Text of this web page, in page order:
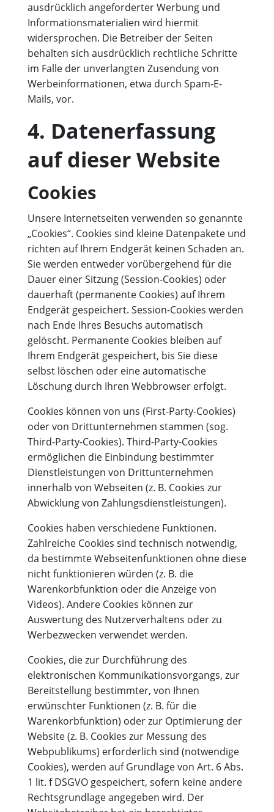
ausdrücklich angeforderter Werbung und
Informationsmaterialien wird hiermit
widersprochen. Die Betreiber der Seiten
behalten sich ausdrücklich rechtliche Schritte
im Falle der unverlangten Zusendung von
Werbeinformationen, etwa durch Spam-E-
Mails, vor.
4. Datenerfassung
auf dieser Website
Cookies
Unsere Internetseiten verwenden so genannte
„Cookies“. Cookies sind kleine Datenpakete und
richten auf Ihrem Endgerät keinen Schaden an.
Sie werden entweder vorübergehend für die
Dauer einer Sitzung (Session-Cookies) oder
dauerhaft (permanente Cookies) auf Ihrem
Endgerät gespeichert. Session-Cookies werden
nach Ende Ihres Besuchs automatisch
gelöscht. Permanente Cookies bleiben auf
Ihrem Endgerät gespeichert, bis Sie diese
selbst löschen oder eine automatische
Löschung durch Ihren Webbrowser erfolgt.
Cookies können von uns (First-Party-Cookies)
oder von Drittunternehmen stammen (sog.
Third-Party-Cookies). Third-Party-Cookies
ermöglichen die Einbindung bestimmter
Dienstleistungen von Drittunternehmen
innerhalb von Webseiten (z. B. Cookies zur
Abwicklung von Zahlungsdienstleistungen).
Cookies haben verschiedene Funktionen.
Zahlreiche Cookies sind technisch notwendig,
da bestimmte Webseitenfunktionen ohne diese
nicht funktionieren würden (z. B. die
Warenkorbfunktion oder die Anzeige von
Videos). Andere Cookies können zur
Auswertung des Nutzerverhaltens oder zu
Werbezwecken verwendet werden.
Cookies, die zur Durchführung des
elektronischen Kommunikationsvorgangs, zur
Bereitstellung bestimmter, von Ihnen
erwünschter Funktionen (z. B. für die
Warenkorbfunktion) oder zur Optimierung der
Website (z. B. Cookies zur Messung des
Webpublikums) erforderlich sind (notwendige
Cookies), werden auf Grundlage von Art. 6 Abs.
1 lit. f DSGVO gespeichert, sofern keine andere
Rechtsgrundlage angegeben wird. Der